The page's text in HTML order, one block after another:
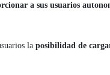
a sus usuarios
la posibilidad de